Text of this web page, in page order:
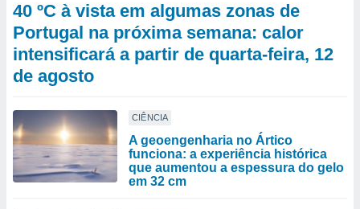
40 ºC à vista em algumas zonas de
Portugal na próxima semana: calor
intensificará a partir de quarta-feira, 12
de agosto
CIÊNCIA
A geoengenharia no Ártico
funciona: a experiência histórica
que aumentou a espessura do gelo
em 32 cm